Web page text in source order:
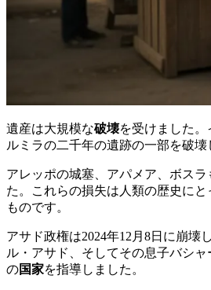
遺産は大規模な破壊を受けました。
ルミラの二千年の遺跡の一部を破壊
アレッポの城塞、アパメア、ボス
た。これらの損失は人類の歴史に
ものです。
アサド政権は2024年12月8日に崩壊
ル・アサド、そしてその息子バシ
の国家を指導しました。